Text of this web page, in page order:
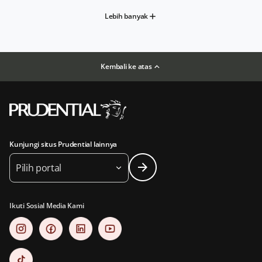
Lebih banyak
Kembali ke atas
Kunjungi situs Prudential lainnya
Pilih portal
Ikuti Sosial Media Kami